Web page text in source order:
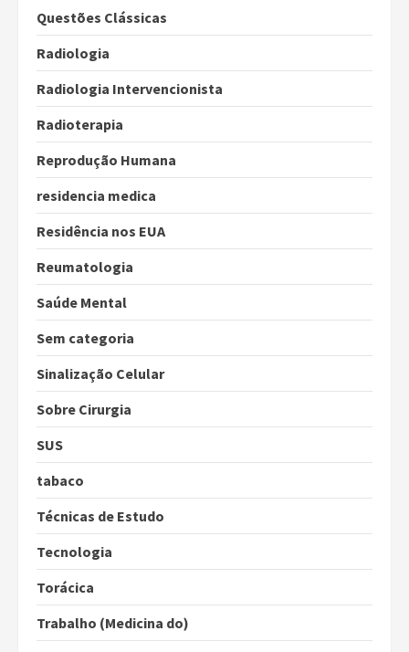
Questões Clássicas
Radiologia
Radiologia Intervencionista
Radioterapia
Reprodução Humana
residencia medica
Residência nos EUA
Reumatologia
Saúde Mental
Sem categoria
Sinalização Celular
Sobre Cirurgia
SUS
tabaco
Técnicas de Estudo
Tecnologia
Torácica
Trabalho (Medicina do)